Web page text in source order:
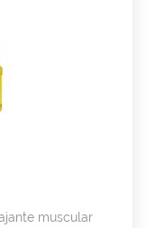
muscular